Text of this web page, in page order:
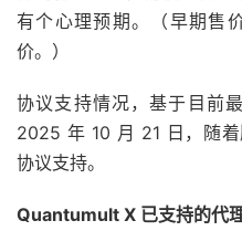
有个心理预期。（早期售
价。）
协议支持情况，基于目前
2025 年 10 月 21 日，随
协议支持。
Quantumult X 已支持的代理